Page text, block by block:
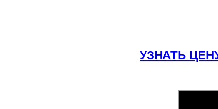
УЗНАТЬ